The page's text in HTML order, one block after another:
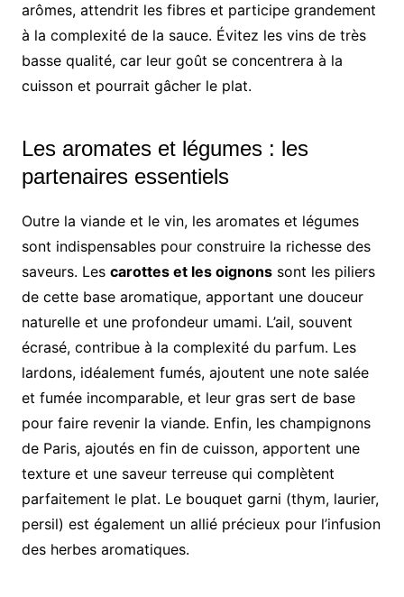
arômes, attendrit les fibres et participe grandement
à la complexité de la sauce. Évitez les vins de très
basse qualité, car leur goût se concentrera à la
cuisson et pourrait gâcher le plat.
Les aromates et légumes : les
partenaires essentiels
Outre la viande et le vin, les aromates et légumes
sont indispensables pour construire la richesse des
saveurs. Les carottes et les oignonssont les piliers
de cette base aromatique, apportant une douceur
naturelle et une profondeur umami. L’ail, souvent
écrasé, contribue à la complexité du parfum. Les
lardons, idéalement fumés, ajoutent une note salée
et fumée incomparable, et leur gras sert de base
pour faire revenir la viande. Enfin, les champignons
de Paris, ajoutés en fin de cuisson, apportent une
texture et une saveur terreuse qui complètent
parfaitement le plat. Le bouquet garni (thym, laurier,
persil) est également un allié précieux pour l’infusion
des herbes aromatiques.